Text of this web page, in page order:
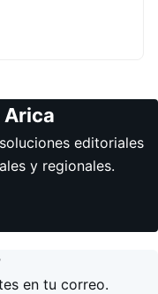
Arica
editoriales
y regionales.
en tu correo.